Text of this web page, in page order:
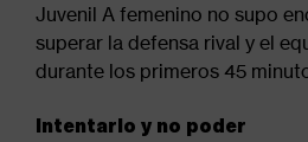
Juvenil A femenino no supo
superar la defensa rival y el
durante los primeros 45
Intentarlo y no poder